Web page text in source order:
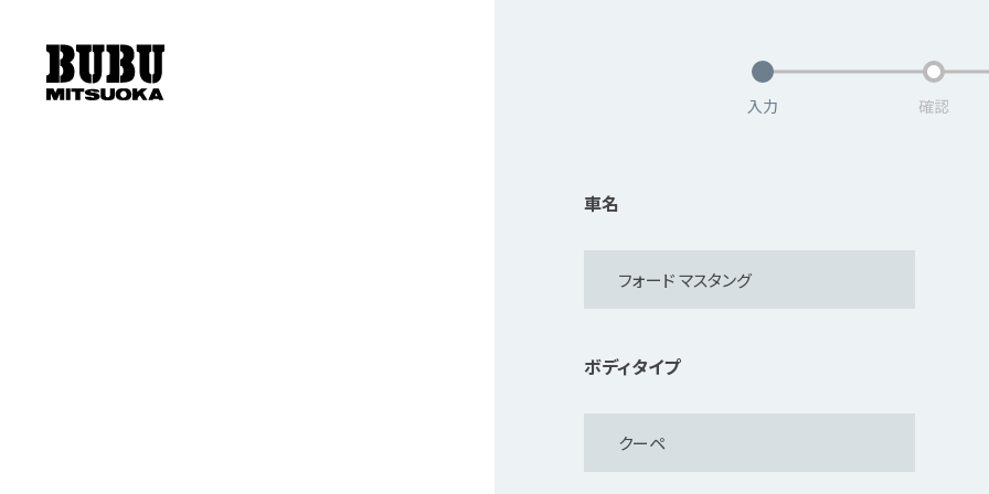
入力 確認
車名
ボディタイプ